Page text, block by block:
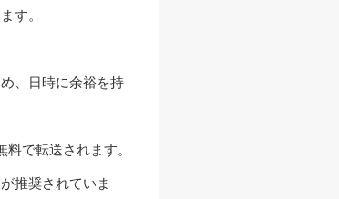
す。
、日時に余裕を持
で転送されます。
推奨されていま